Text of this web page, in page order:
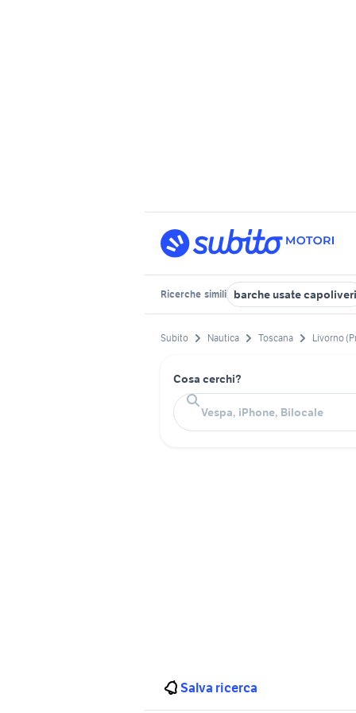
Ricerche simili barche usate capoliveri
Subito Nautica Toscana Livorno
Cosa cerchi?
Salva ricerca